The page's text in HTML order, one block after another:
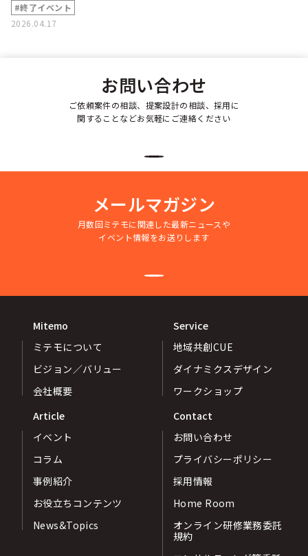
#終了イベント
2026.04.17
お問い合わせ
ご依頼案件の相談、提案設計の相談、採用に
関することなどお気軽にご連絡ください
メールマガジン
月数回ミテモに関連した最新ニュースや
イベント情報をお送りします
Mitemo
ミテモについて
ビジョン／バリュー
会社概要
Service
地域共創CUE
ダイナミクスデザイン
ワークショップ
Article
イベント
コラム
事例紹介
お役立ちコンテンツ
News&Topics
Contact
お問い合わせ
プライバシーポリシー
採用情報
Home Room
オンライン研修業務委託
規約